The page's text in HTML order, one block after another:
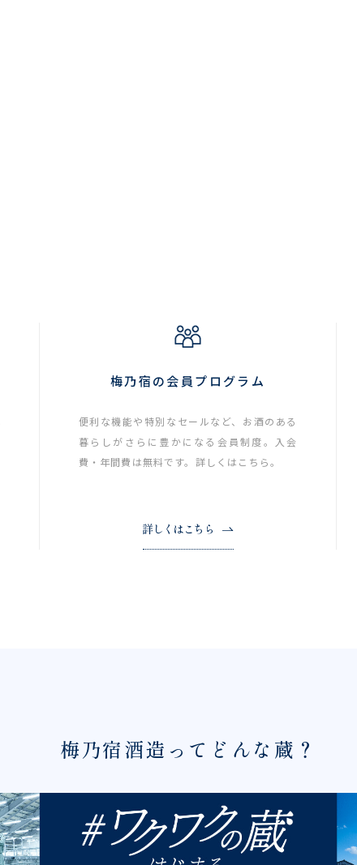
梅乃宿の会員プログラム
便利な機能や特別なセールなど、お酒のある
暮らしがさらに豊かになる会員制度。入会
費・年間費は無料です。詳しくはこちら。
詳しくはこちら
梅乃宿酒造ってどんな蔵？